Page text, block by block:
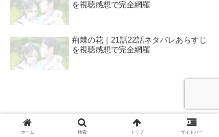
を視聴感想で完全網羅
荊棘の花｜21話22話ネタバレあらすじ
を視聴感想で完全網羅
プライバシー・ポリシー / 問い合わせ
ホーム 検索 トップ サイドバー